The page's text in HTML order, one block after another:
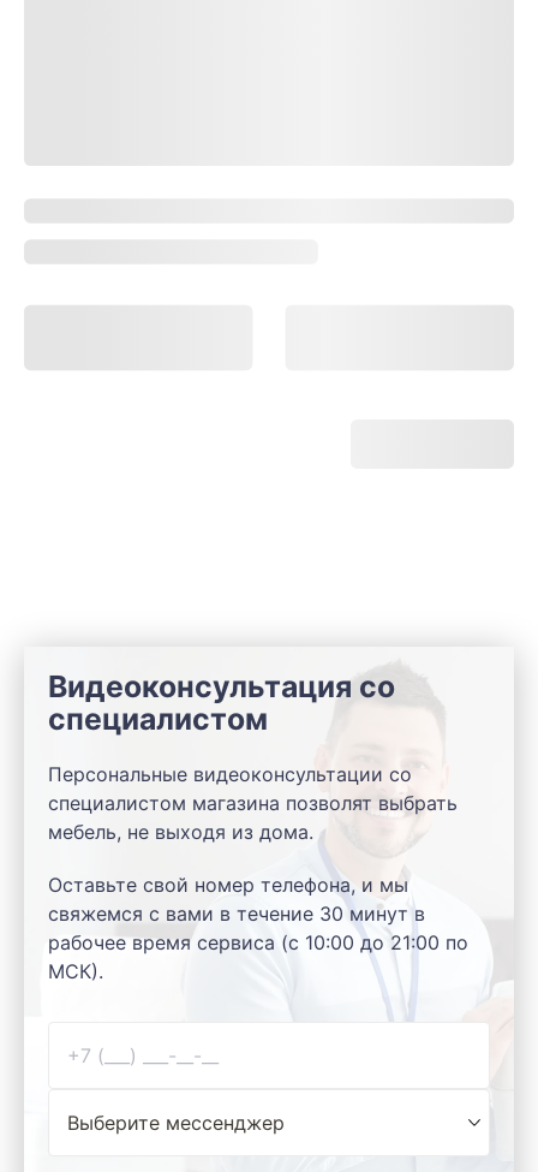
Видеоконсультация со
специалистом
Персональные видеоконсультации со
специалистом магазина позволят выбрать
мебель, не выходя из дома.
Оставьте свой номер телефона, и мы
свяжемся с вами в течение 30 минут в
рабочее время сервиса (с 10:00 до 21:00 по
МСК).